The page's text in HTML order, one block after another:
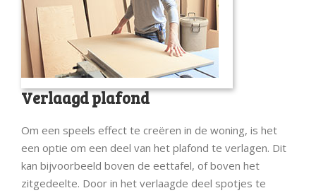
Verlaagd plafond
Om een speels effect te creëren in de woning, is het
een optie om een deel van het plafond te verlagen. Dit
kan bijvoorbeeld boven de eettafel, of boven het
zitgedeelte. Door in het verlaagde deel spotjes te